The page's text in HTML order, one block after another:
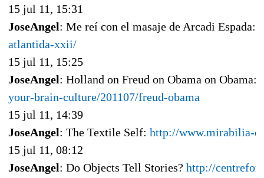
15 jul 11, 15:31
JoseAngel: Me reí con el masaje de Arcadi Espada:
atlantida-xxii/
15 jul 11, 15:25
JoseAngel: Holland on Freud on Obama on Obama:
your-brain-culture/201107/freud-obama
15 jul 11, 14:39
JoseAngel: The Textile Self: http://www.mirabilia-
15 jul 11, 08:12
JoseAngel: Do Objects Tell Stories? http://